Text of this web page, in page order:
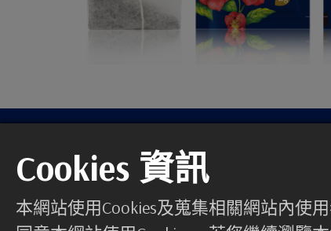
我們尋求的不是一次性買
Cookies 資訊
本網站使用Cookies及蒐集相關網站內使